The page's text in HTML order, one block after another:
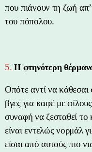
που πιάνουν τη ζωή
του πόπολου.
5. Η φτηνότερη
Οπότε αντί να κάθεσαι
βγες για καφέ με
συναφή να ζεσταθεί
είναι εντελώς νορμάλ
είσαι από αυτούς πιο